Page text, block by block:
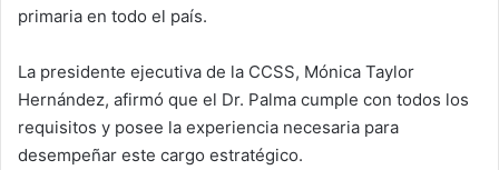
primaria en todo el país.
La presidente ejecutiva de la CCSS, Mónica Taylor
Hernández, afirmó que el Dr. Palma cumple con todos los
requisitos y posee la experiencia necesaria para
desempeñar este cargo estratégico.